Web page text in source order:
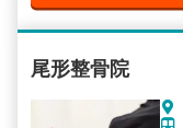
尾形整骨院